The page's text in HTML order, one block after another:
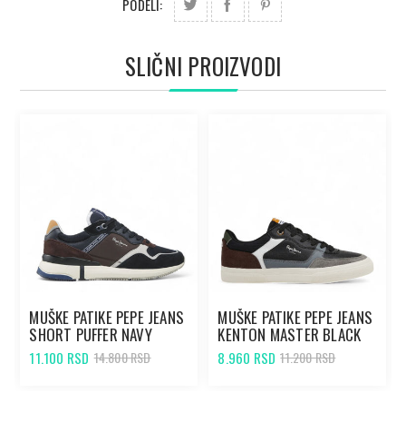
PODELI:
SLIČNI PROIZVODI
MUŠKE PATIKE PEPE JEANS
SHORT PUFFER NAVY
11.100 RSD 14.800 RSD
MUŠKE PATIKE PEPE JEANS
KENTON MASTER BLACK
8.960 RSD 11.200 RSD